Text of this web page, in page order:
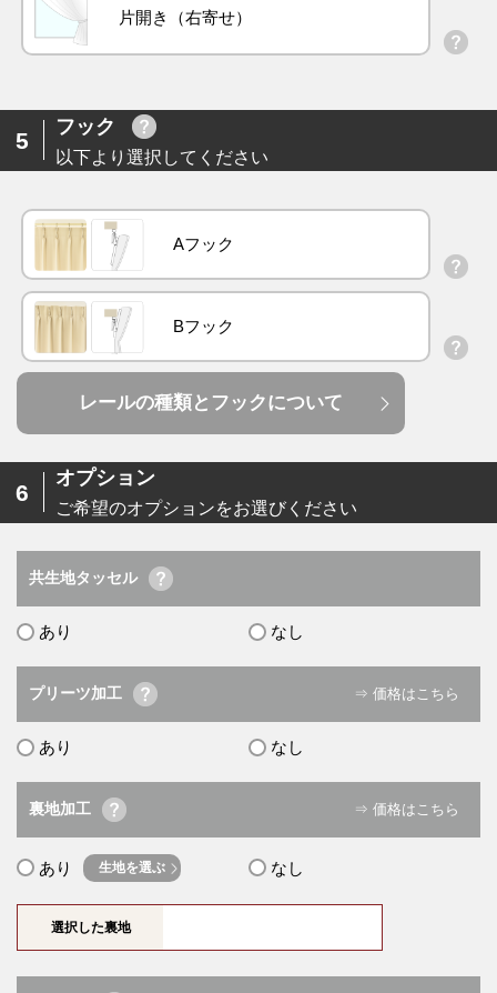
片開き（右寄せ）
5
フック
以下より選択してください
Aフック
Bフック
レールの種類とフックについて
6
オプション
ご希望のオプションをお選びください
共生地タッセル
あり なし
プリーツ加工 ⇒ 価格はこちら
あり なし
裏地加工 ⇒ 価格はこちら
あり 生地を選ぶ なし
選択した裏地